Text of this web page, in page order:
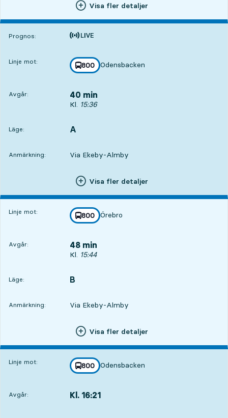
Visa fler detaljer
Prognos:
Tiden är prognos
Linje mot: linje
800
mot
Odensbacken
,
Avgår: 40 min
Avgår, Kl. 15:36, om 40 min
Kl. 15:36
Läge:
LÄGE, A
,
Anmärkning: Via Ekeby-Almby
Visa fler detaljer
Linje mot: linje
800
mot
Örebro
,
Avgår: 48 min
Avgår, Kl. 15:44, om 48 min
Kl. 15:44
Läge:
LÄGE, B
,
Anmärkning: Via Ekeby-Almby
Visa fler detaljer
Linje mot: linje
800
mot
Odensbacken
,
Avgår: Kl. 16:21